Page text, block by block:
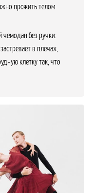
прожить телом
без ручки:
в плечах,
клетку так, что